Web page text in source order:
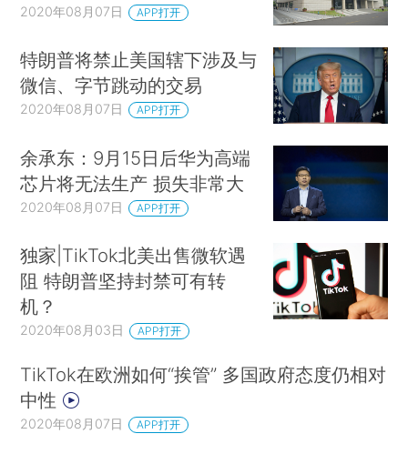
2020年08月07日 APP打开
特朗普将禁止美国辖下涉及与
微信、字节跳动的交易
2020年08月07日 APP打开
余承东：9月15日后华为高端
芯片将无法生产 损失非常大
2020年08月07日 APP打开
独家|TikTok北美出售微软遇
阻 特朗普坚持封禁可有转
机？
2020年08月03日 APP打开
TikTok在欧洲如何“挨管” 多国政府态度仍相对
中性
2020年08月07日 APP打开